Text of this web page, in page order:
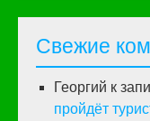
Свежие
Георгий к
пройдёт